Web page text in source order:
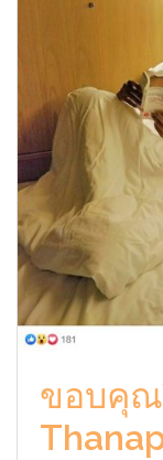
ขอบคุณ